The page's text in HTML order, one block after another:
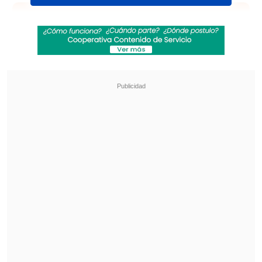
Clark también evadió preguntas sobre reunión
con Kiblisky: Hablaré después de la defensa
sobornó a árbitros con servicios sexuales